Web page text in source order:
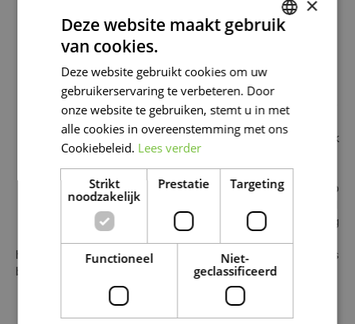
lek
ho
og
hamburger of mexicano burger? Kom dan zeker eens langs
bij de Grill-stand in de entreehal van Famiflora.
×
Deze website maakt gebruik
van cookies.
Deze website gebruikt cookies om uw
gebruikerservaring te verbeteren. Door
onze website te gebruiken, stemt u in met
alle cookies in overeenstemming met ons
Cookiebeleid. Lees verder
Strikt
noodzakelijk
Prestatie Targeting
Functioneel
Niet-
geclassificeerd